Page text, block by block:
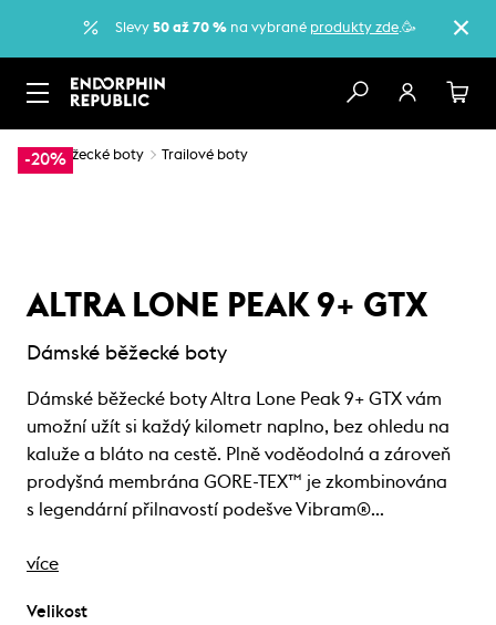
Slevy 50 až 70 % na vybrané produkty zde.🥳
-20%
… Běžecké boty Trailové boty
ALTRA LONE PEAK 9+ GTX
Dámské běžecké boty
Dámské běžecké boty Altra Lone Peak 9+ GTX vám
umožní užít si každý kilometr naplno, bez ohledu na
kaluže a bláto na cestě. Plně voděodolná a zároveň
prodyšná membrána GORE-TEX™ je zkombinována
s legendární přilnavostí podešve Vibram®…
více
Velikost